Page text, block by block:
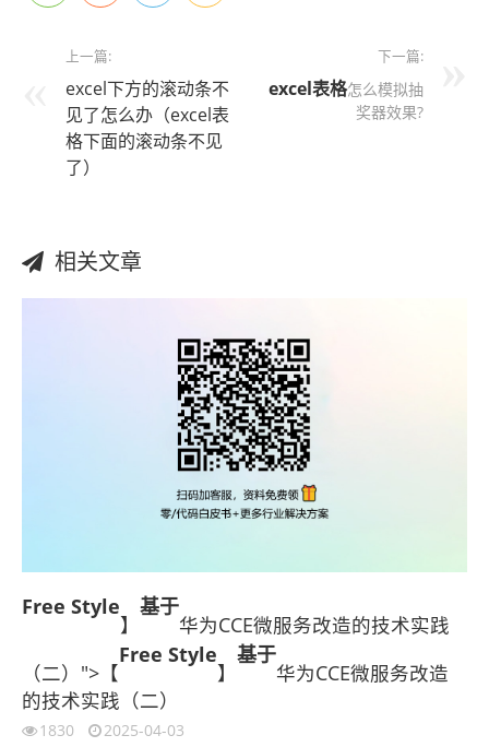
上一篇:
excel下方的滚动条不
见了怎么办（excel表
格下面的滚动条不见
了）
下一篇:
excel表格怎么模拟抽
奖器效果?
相关文章
Free Style
】
基于
华为CCE微服务改造的技术实践
（二）">【
Free Style
】
基于
华为CCE微服务改造
的技术实践（二）
1830 2025-04-03